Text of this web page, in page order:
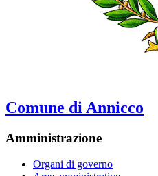
Comune di Annicco
Amministrazione
Organi di governo